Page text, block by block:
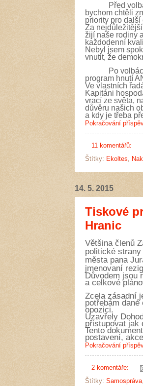
Před volbami
bychom chtěli
priority pro
Za
žijí naše rodiny
každodenní
Nebyl jsem
vnutit, že
Po volbách
program hnutí
Ve vlastních
Kapitáni
vrací ze světa,
důvěru našich
a kdy je třeba
Pokračování
11 komentářů:
Štítky: Ekoltes
14. 5. 2015
Tiskové
Hranic
Většina členů
politické
města pana
jmenovaní
Důvodem jsou
a celkové
Zcela zásadní
potřebám
opozici.
Uzavřely
přistupovat jak
Tento
postavení,
Pokračování
2 komentáře:
Štítky: Samospráva,